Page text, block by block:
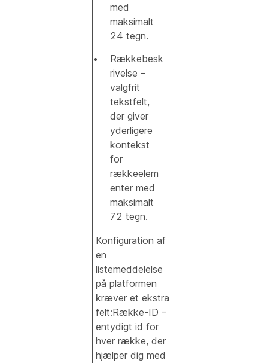
med
maksimalt
24 tegn.
Rækkebesk
rivelse –
valgfrit
tekstfelt,
der giver
yderligere
kontekst
for
rækkeelem
enter med
maksimalt
72 tegn.
Konfiguration af
en
listemeddelelse
på platformen
kræver et ekstra
felt:Række-ID –
entydigt id for
hver række, der
hjælper dig med